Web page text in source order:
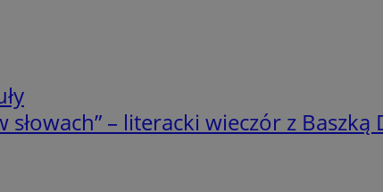
słowach” – literacki wieczór z